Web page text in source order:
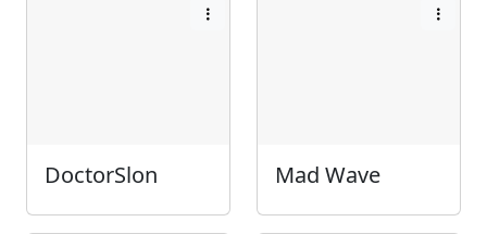
DoctorSlon Mad Wave